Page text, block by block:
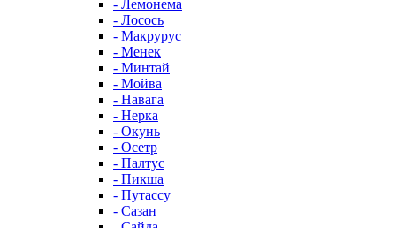
- Лемонема
- Лосось
- Макрурус
- Менек
- Минтай
- Мойва
- Навага
- Нерка
- Окунь
- Осетр
- Палтус
- Пикша
- Путассу
- Сазан